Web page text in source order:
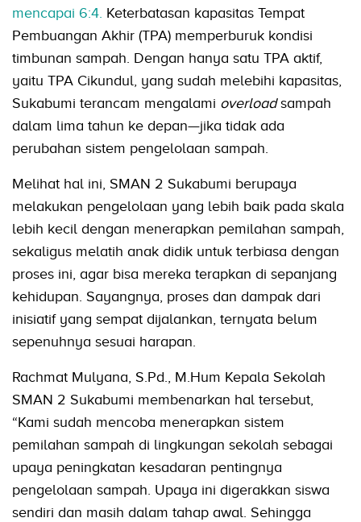
mencapai 6:4. Keterbatasan kapasitas Tempat
Pembuangan Akhir (TPA) memperburuk kondisi
timbunan sampah. Dengan hanya satu TPA aktif,
yaitu TPA Cikundul, yang sudah melebihi kapasitas,
Sukabumi terancam mengalami overloadsampah
dalam lima tahun ke depan—jika tidak ada
perubahan sistem pengelolaan sampah.
Melihat hal ini, SMAN 2 Sukabumi berupaya
melakukan pengelolaan yang lebih baik pada skala
lebih kecil dengan menerapkan pemilahan sampah,
sekaligus melatih anak didik untuk terbiasa dengan
proses ini, agar bisa mereka terapkan di sepanjang
kehidupan. Sayangnya, proses dan dampak dari
inisiatif yang sempat dijalankan, ternyata belum
sepenuhnya sesuai harapan.
Rachmat Mulyana, S.Pd., M.Hum Kepala Sekolah
SMAN 2 Sukabumi membenarkan hal tersebut,
“Kami sudah mencoba menerapkan sistem
pemilahan sampah di lingkungan sekolah sebagai
upaya peningkatan kesadaran pentingnya
pengelolaan sampah. Upaya ini digerakkan siswa
sendiri dan masih dalam tahap awal. Sehingga